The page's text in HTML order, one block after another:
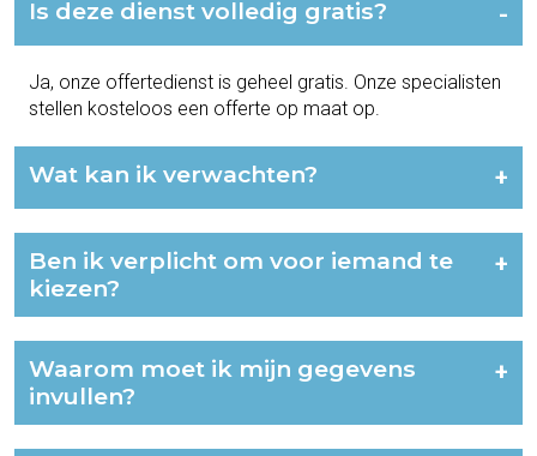
Is deze dienst volledig gratis? -
Ja, onze offertedienst is geheel gratis. Onze specialisten
stellen kosteloos een offerte op maat op.
Wat kan ik verwachten? +
Ben ik verplicht om voor iemand te
kiezen?
+
Waarom moet ik mijn gegevens
invullen?
+